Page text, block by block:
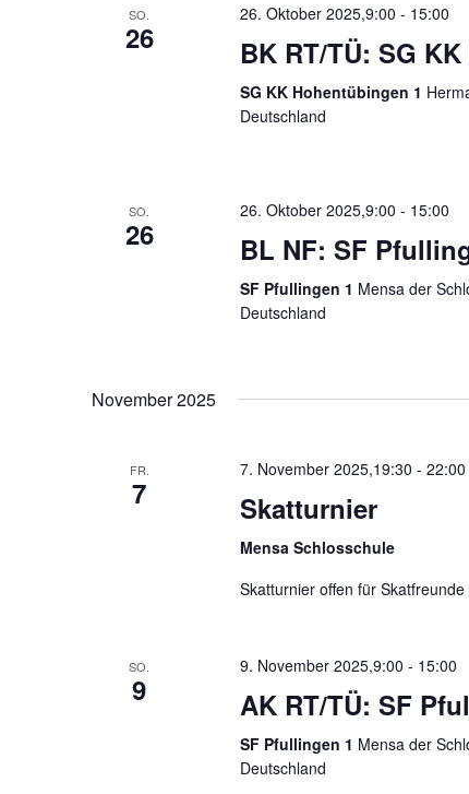
SO.
26
26. Oktober 2025,9:00 - 15:00
BK RT/TÜ: SG
SG KK Hohentübingen 1
Deutschland
SO.
26
26. Oktober 2025,9:00 - 15:00
BL NF: SF
SF Pfullingen 1 Mensa der
Deutschland
November 2025
FR.
7
7. November 2025,19:30 - 22:00
Skatturnier
Mensa Schlosschule
Skatturnier offen für
SO.
9
9. November 2025,9:00 - 15:00
AK RT/TÜ: SF
SF Pfullingen 1 Mensa der
Deutschland